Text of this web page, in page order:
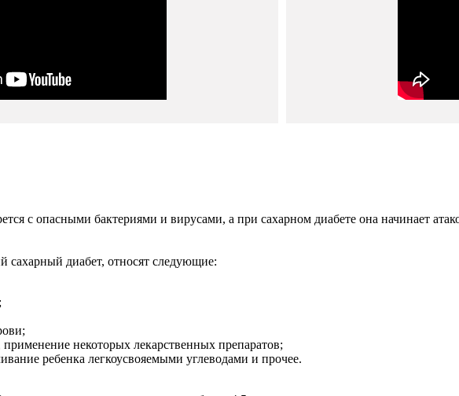
с опасными бактериями и вирусами, а при сахарном диабете она начинает
диабет, относят следующие:
некоторых лекарственных препаратов;
ребенка легкоусвояемыми углеводами и прочее.